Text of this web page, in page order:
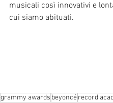
musicali così innovativi e
cui siamo abituati.
grammy awards beyoncérecord